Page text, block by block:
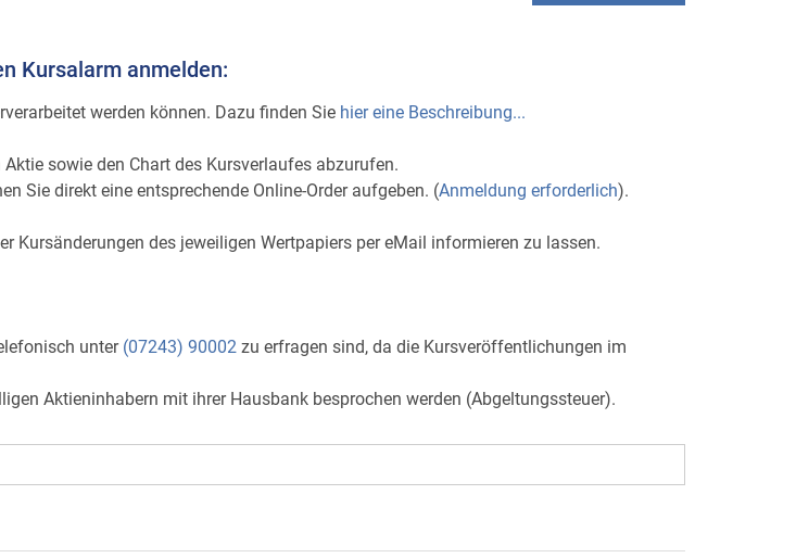
Kursalarm anmelden:
werden können. Dazu finden Sie hier eine Beschreibung...
sowie den Chart des Kursverlaufes abzurufen.
Sie direkt eine entsprechende Online-Order aufgeben. (Anmeldung erforderlich).
Kursänderungen des jeweiligen Wertpapiers per eMail informieren zu lassen.
unter (07243) 90002 zu erfragen sind, da die Kursveröffentlichungen im
Aktieninhabern mit ihrer Hausbank besprochen werden (Abgeltungssteuer).